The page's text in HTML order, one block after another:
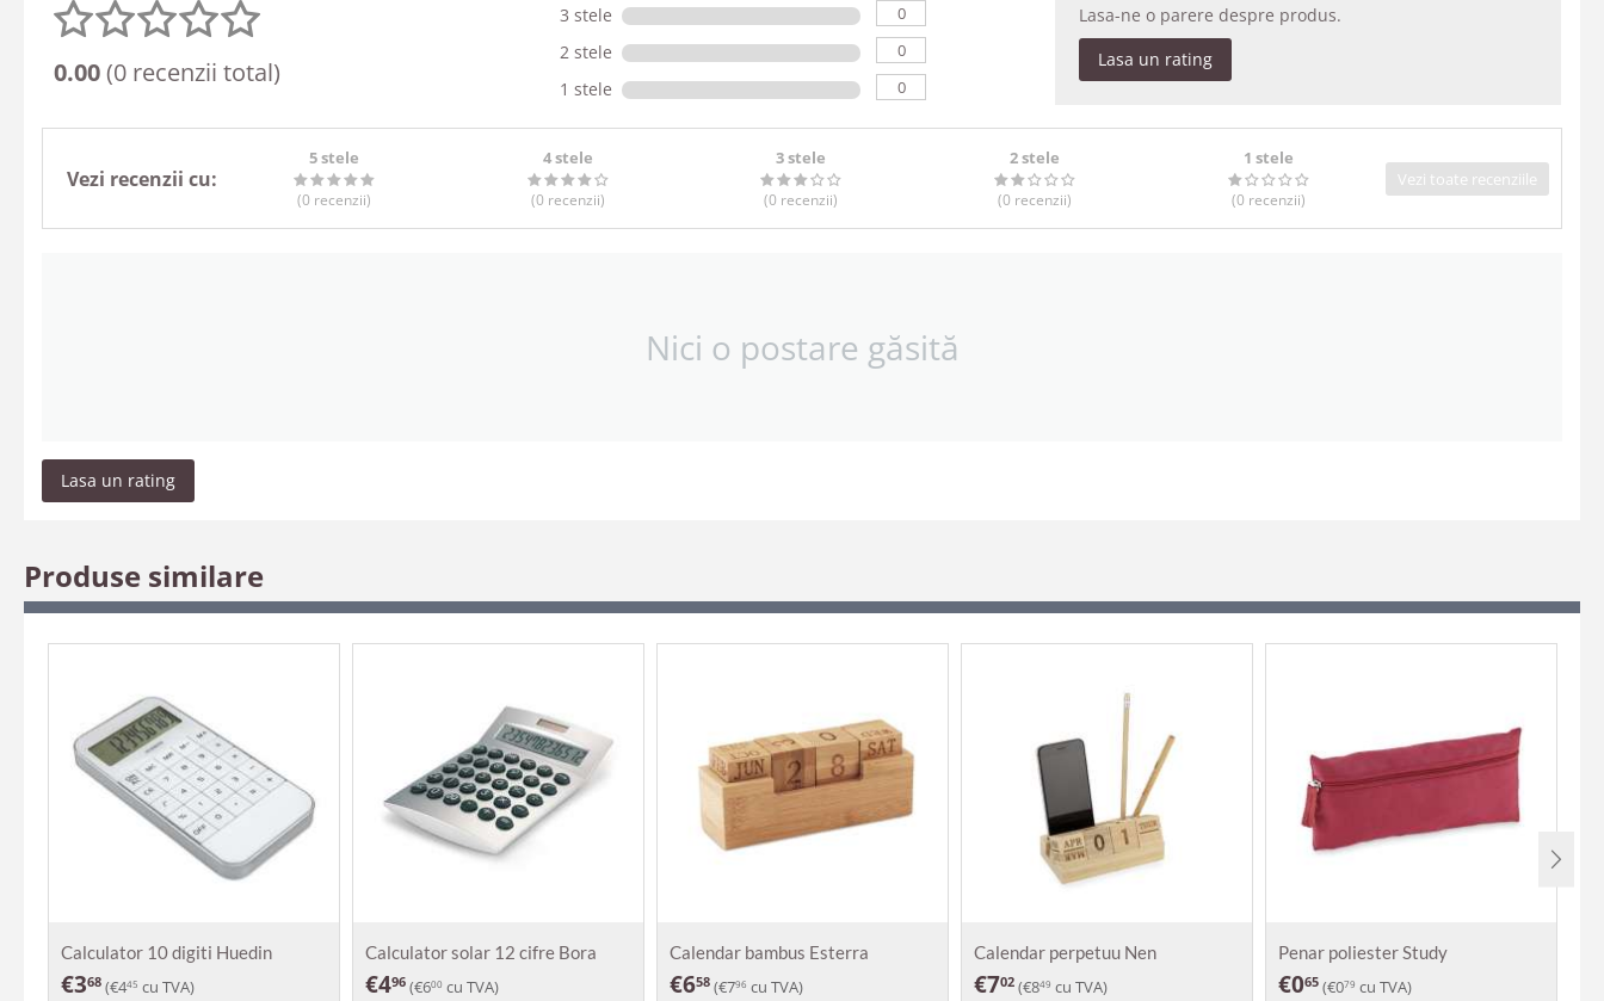
0.00(0 recenzii total)
3 stele 0
2 stele 0
1 stele 0
Lasa-ne o parere despre produs.
Lasa un rating
Vezi recenzii cu:
5 stele
(0 recenzii)
4 stele
(0 recenzii)
3 stele
(0 recenzii)
2 stele
(0 recenzii)
1 stele
(0 recenzii)
Vezi toate recenziile
Nici o postare găsită
Lasa un rating
Produse similare
Calculator 10 digiti Huedin
€368 (€445 cu TVA)
Calculator solar 12 cifre Bora
€496 (€600 cu TVA)
Calendar bambus Esterra
€658 (€796 cu TVA)
Calendar perpetuu Nen
€702 (€849 cu TVA)
Penar poliester Study
€065 (€079 cu TVA)